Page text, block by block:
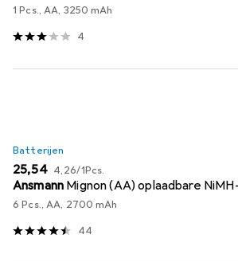
1 Pcs., AA, 3250 mAh
4
Batterijen
EUR
25,54 EUR
4,26/1Pcs.
Ansmann Mignon (AA) oplaadbare
6 Pcs., AA, 2700 mAh
44